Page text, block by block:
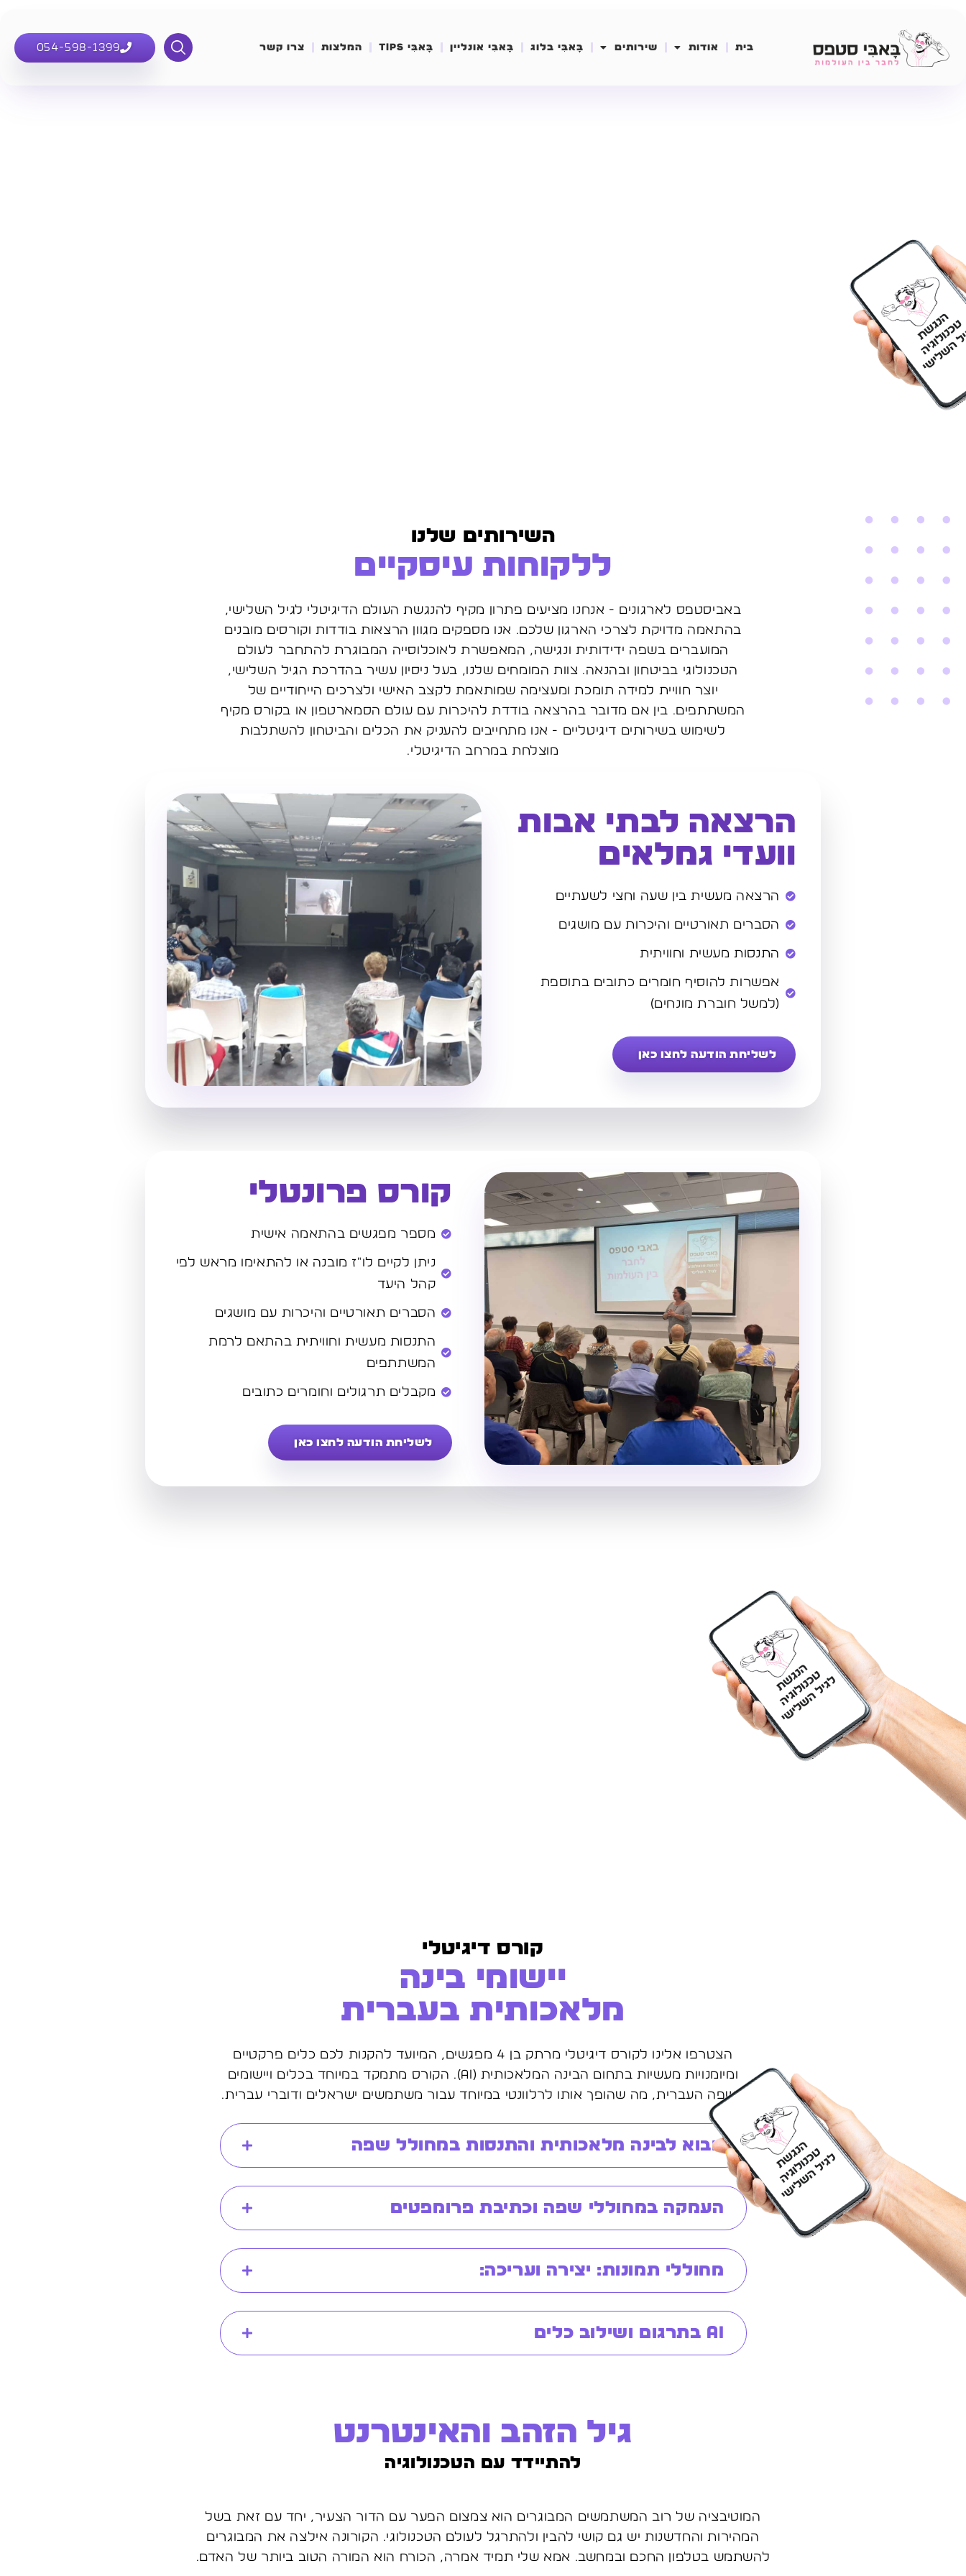
בית אודות שירותים בָּאבִּי בלוג בָּאבִּי אונליין בָּאבִּי Tips המלצות צרו קשר 054-598-1399
השירותים שלנו
ללקוחות עיסקיים
באביסטפס לארגונים - אנחנו מציעים פתרון מקיף להנגשת העולם הדיגיטלי לגיל השלישי,
בהתאמה מדויקת לצרכי הארגון שלכם. אנו מספקים מגוון הרצאות בודדות וקורסים מובנים
המועברים בשפה ידידותית ונגישה, המאפשרת לאוכלוסייה המבוגרת להתחבר לעולם
הטכנולוגי בביטחון ובהנאה. צוות המומחים שלנו, בעל ניסיון עשיר בהדרכת הגיל השלישי,
יוצר חוויית למידה תומכת ומעצימה שמותאמת לקצב האישי ולצרכים הייחודיים של
המשתתפים. בין אם מדובר בהרצאה בודדת להיכרות עם עולם הסמארטפון או בקורס מקיף
לשימוש בשירותים דיגיטליים - אנו מתחייבים להעניק את הכלים והביטחון להשתלבות
מוצלחת במרחב הדיגיטלי.
הרצאה לבתי אבות
וועדי גמלאים
הרצאה מעשית בין שעה וחצי לשעתיים
הסברים תאורטיים והיכרות עם מושגים
התנסות מעשית וחוויתית
אפשרות להוסיף חומרים כתובים בתוספת
(למשל חוברת מונחים)
לשליחת הודעה לחצו כאן
קורס פרונטלי
מספר מפגשים בהתאמה אישית
ניתן לקיים לו"ז מובנה או להתאימו מראש לפי
קהל היעד
הסברים תאורטיים והיכרות עם מושגים
התנסות מעשית וחוויתית בהתאם לרמת
המשתתפים
מקבלים תרגולים וחומרים כתובים
לשליחת הודעה לחצו כאן
קורס דיגיטלי
יישומי בינה
מלאכותית בעברית
הצטרפו אלינו לקורס דיגיטלי מרתק בן 4 מפגשים, המיועד להקנות לכם כלים פרקטיים
ומיומנויות מעשיות בתחום הבינה המלאכותית (AI). הקורס מתמקד במיוחד בכלים ויישומים
בשפה העברית, מה שהופך אותו לרלוונטי במיוחד עבור משתמשים ישראלים ודוברי עברית.
מבוא לבינה מלאכותית והתנסות במחולל שפה
העמקה במחוללי שפה וכתיבת פרומפטים
מחוללי תמונות: יצירה ועריכה:
AI בתרגום ושילוב כלים
גיל הזהב והאינטרנט
להתיידד עם הטכנולוגיה
המוטיבציה של רוב המשתמשים המבוגרים הוא צמצום הפער עם הדור הצעיר, יחד עם זאת בשל
המהירות והחדשנות יש גם קושי להבין ולהתרגל לעולם הטכנולוגי. הקורונה אילצה את המבוגרים
להשתמש בטלפון החכם ובמחשב. אמא שלי תמיד אמרה, הכורח הוא המורה הטוב ביותר של האדם.